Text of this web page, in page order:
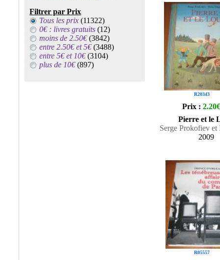
Filtrer par Prix
Tous les prix (11322)
0€ : livres gratuits (12)
moins de 2.50€(3842)
entre 2.50€ et 5€(3488)
entre 5€ et 10€(3104)
plus de 10€(897)
R20343
Prix : 2.20€
Pierre et le
Serge Prokofiev et
2009
R05557